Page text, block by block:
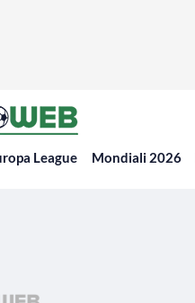
League Mondiali 2026